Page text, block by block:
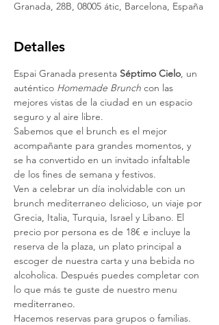
Granada, 28B, 08005 átic, Barcelona, España
Detalles
Espai Granada presenta Séptimo Cielo, un
auténtico Homemade Brunch con las
mejores vistas de la ciudad en un espacio
seguro y al aire libre.
Sabemos que el brunch es el mejor
acompañante para grandes momentos, y
se ha convertido en un invitado infaltable
de los fines de semana y festivos.
Ven a celebrar un día inolvidable con un
brunch mediterraneo delicioso, un viaje por
Grecia, Italia, Turquia, Israel y Libano. El
precio por persona es de 18€ e incluye la
reserva de la plaza, un plato principal a
escoger de nuestra carta y una bebida no
alcoholica. Después puedes completar con
lo que más te guste de nuestro menu
mediterraneo.
Hacemos reservas para grupos o familias.